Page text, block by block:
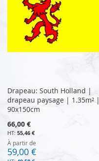
Drapeau: South Holland |
drapeau paysage | 1.35m² |
90x150cm
66,00 €
55,46 €
À partir de
59,00 €